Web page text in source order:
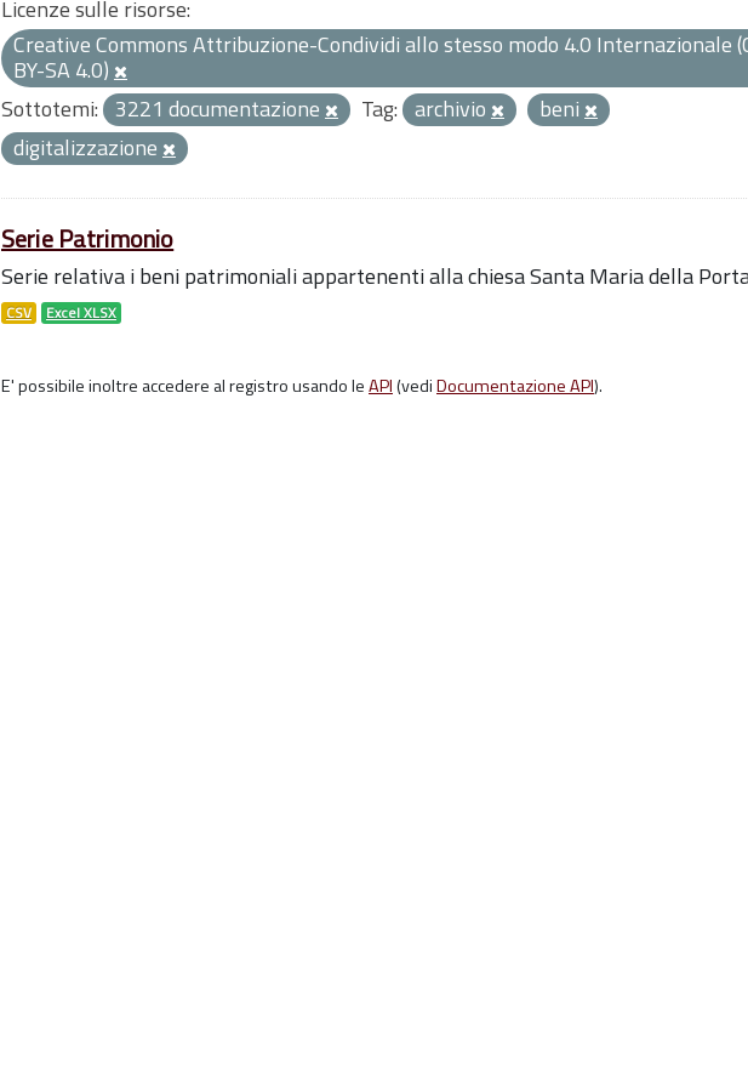
Licenze sulle risorse:
Creative Commons Attribuzione-Condividi allo stesso modo 4.0 Internazionale
BY-SA 4.0)
Sottotemi: 3221 documentazione Tag: archivio
beni
digitalizzazione
Serie Patrimonio
Serie relativa i beni patrimoniali appartenenti alla chiesa Santa Maria della
CSV Excel XLSX
E' possibile inoltre accedere al registro usando leAPI(vediDocumentazione API).